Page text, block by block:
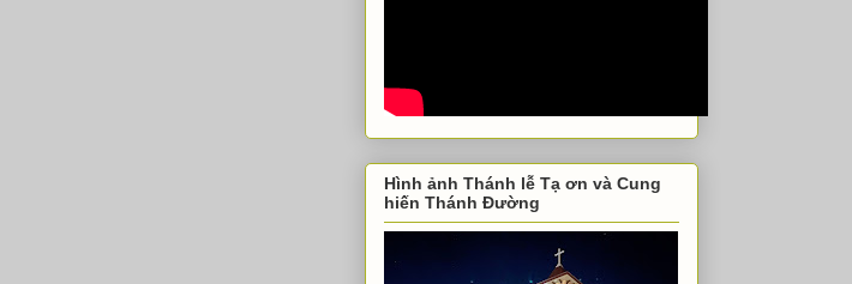
Hình ảnh Thánh lễ Tạ ơn và Cung
hiến Thánh Đường